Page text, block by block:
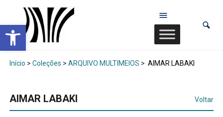
Abrir a barra de ferramentas
Início > Coleções > ARQUIVO MULTIMEIOS > AIMAR LABAKI
AIMAR LABAKI Voltar